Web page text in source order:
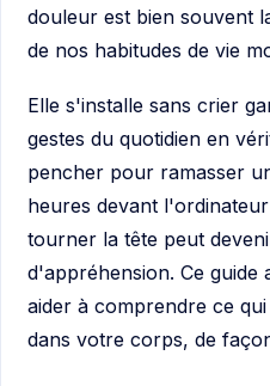
douleur est bien souvent
de nos habitudes de vie
Elle s'installe sans crier
gestes du quotidien en
pencher pour ramasser
heures devant
tourner la tête peut
d'appréhension. Ce guide
aider à comprendre ce
dans votre corps, de